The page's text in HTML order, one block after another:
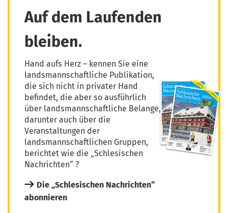
Auf dem Laufenden
bleiben.
Hand aufs Herz – kennen Sie eine
landsmannschaftliche Publikation,
die sich nicht in privater Hand
befindet, die aber so ausführlich
über landsmannschaftliche Belange,
darunter auch über die
Veranstaltungen der
landsmannschaftlichen Gruppen,
berichtet wie die „Schlesischen
Nachrichten“ ?
Die „Schlesischen Nachrichten“
abonnieren